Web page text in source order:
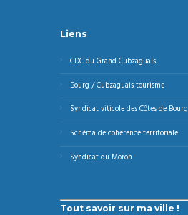
Liens
CDC du Grand Cubzaguais
Bourg / Cubzaguais tourisme
Syndicat viticole des Côtes de Bourg
Schéma de cohérence territoriale
Syndicat du Moron
Tout savoir sur ma ville !